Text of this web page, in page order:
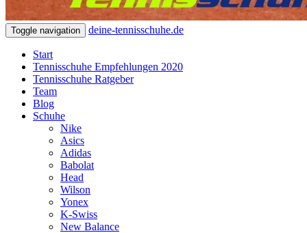
Toggle navigation deine-tennisschuhe.de
Start
Tennisschuhe Empfehlungen 2020
Tennisschuhe Ratgeber
Team
Blog
Schuhe
Nike
Asics
Adidas
Babolat
Head
Wilson
Yonex
K-Swiss
New Balance